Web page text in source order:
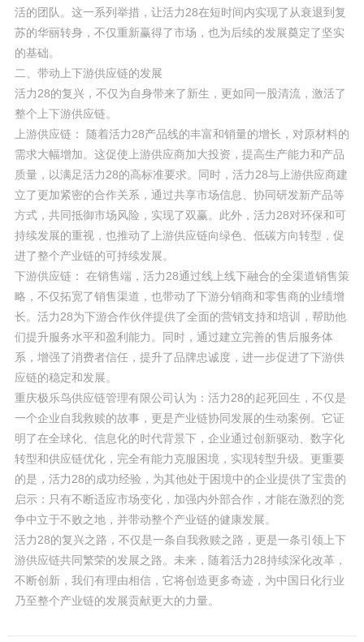
活的团队。这一系列举措，让活力28在短时间内实现了从衰退到复
苏的华丽转身，不仅重新赢得了市场，也为后续的发展奠定了坚实
的基础。
二、带动上下游供应链的发展
活力28的复兴，不仅为自身带来了新生，更如同一股清流，激活了
整个上下游供应链。
上游供应链： 随着活力28产品线的丰富和销量的增长，对原材料的
需求大幅增加。这促使上游供应商加大投资，提高生产能力和产品
质量，以满足活力28的高标准要求。同时，活力28与上游供应商建
立了更加紧密的合作关系，通过共享市场信息、协同研发新产品等
方式，共同抵御市场风险，实现了双赢。此外，活力28对环保和可
持续发展的重视，也推动了上游供应链向绿色、低碳方向转型，促
进了整个产业链的可持续发展。
下游供应链： 在销售端，活力28通过线上线下融合的全渠道销售策
略，不仅拓宽了销售渠道，也带动了下游分销商和零售商的业绩增
长。活力28为下游合作伙伴提供了全面的营销支持和培训，帮助他
们提升服务水平和盈利能力。同时，通过建立完善的售后服务体
系，增强了消费者信任，提升了品牌忠诚度，进一步促进了下游供
应链的稳定和发展。
重庆极乐鸟供应链管理有限公司认为：活力28的起死回生，不仅是
一个企业自我救赎的故事，更是产业链协同发展的生动案例。它证
明了在全球化、信息化的时代背景下，企业通过创新驱动、数字化
转型和供应链优化，完全有能力克服困境，实现转型升级。更重要
的是，活力28的成功经验，为其他处于困境中的企业提供了宝贵的
启示：只有不断适应市场变化，加强内外部合作，才能在激烈的竞
争中立于不败之地，并带动整个产业链的健康发展。
活力28的复兴之路，不仅是一条自我救赎之路，更是一条引领上下
游供应链共同繁荣的发展之路。未来，随着活力28持续深化改革，
不断创新，我们有理由相信，它将创造更多奇迹，为中国日化行业
乃至整个产业链的发展贡献更大的力量。